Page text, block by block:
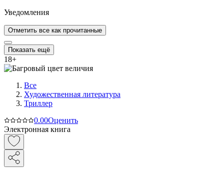
Уведомления
Отметить все как прочитанные
Показать ещё
18+
Все
Художественная литература
Триллер
0.00Оценить
Электронная книга